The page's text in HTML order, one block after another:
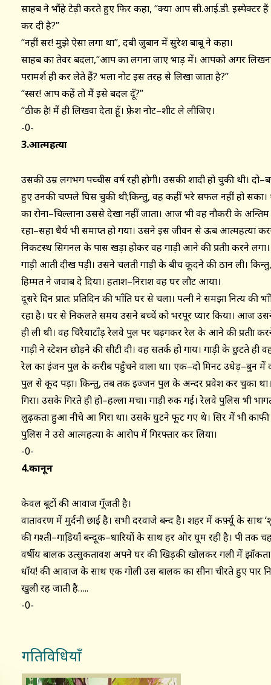
साहब ने भौंहे टेढ़ी करते हुए फिर कहा, ‘‘क्या आप सी.आई.डी. इस्पेक्टर हैं
कर दी है?’’
‘‘नहीं सर! मुझे ऐसा लगा था’’, दबी जुबान में सुरेश बाबू ने कहा।
साहब का तेवर बदला,‘‘आप का लगना जाए भाड़ में। आपको अगर
परामर्श ही कर लेते हैं? भला नोट इस तरह से लिखा जाता है?’’
‘‘स्सर! आप कहें तो मैं इसे बदल दूँ?’’
‘‘ठीक है! मैं ही लिखवा देता हूँ। फ़्रेश नोट–शीट ले लीजिए।
-0-
3.आत्महत्या
उसकी उम्र लगभग पच्चीस वर्ष रही होगी। उसकी शादी हो चुकी थी।
हुए उनकी चप्पले घिस चुकी थी;किन्तु, वह कहीं भरे सफल नहीं हो सका।
का रोना–चिल्लाना उससे देखा नहीं जाता। आज भी वह नौकरी के
रहा–सहा धैर्य भी समाप्त हो गया। उसने इस जीवन से ऊब आत्महत्या
निकटस्थ सिगनल के पास खड़ा होकर वह गाड़ी आने की प्रतीक्षा करने
गाड़ी आती दीख पड़ी। उसने चलती गाड़ी के बीच कूदने की ठान ली।
हिम्मत ने जवाब दे दिया। हताश–निराश वह घर लौट आया।
दूसरे दिन प्रात: प्रतिदिन की भाँति घर से चला। पत्नी ने समझा नित्य
रहा है। घर से निकलते समय उसने बच्चें को भरपूर प्यार किया। आज
ही ली थी। वह चिरैयाटाँड़ रेलवे पुल पर चढ़गकर रेल के आने की प्रतीक्षा
गाड़ी ने स्टेशन छोड़ने की सीटी दी। वह सतर्क हो गाय। गाड़ी के छुटते ही
रेल का इंजन पुल के करीब पहुँचने वाला था। एक–दो मिनट उधेड़–बुन में
पुल से कूद पड़ा। किन्तु, तब तक इज्जन पुल के अन्दर प्रवेश कर चुका
गिरा। उसके गिरते ही हो–हल्ला मचा। गाड़ी रुक गई। रेलवे पुलिस भी
लुढ़कता हुआ नीचे आ गिरा था। उसके घुटने फूट गए थे। सिर में भी
पुलिस ने उसे आत्महत्या के आरोप में गिरफ्तार कर लिया।
-0-
4.कानून
केवल बूटों की आवाज गूँजती है।
वातावरण में मुर्दनी छाई है। सभी दरवाजे बन्द है। शहर में कर्फ़्यू के साथ
की गश्ती–गाडि़याँ बन्दूक–धारियों के साथ हर ओर घूम रही है। पक्षी
वर्षीय बालक उत्सुकतावश अपने घर की खिड़की खोलकर गली में
धाँय! की आवाज के साथ एक गोली उस बालक का सीना चीरते हुए
खुली रह जाती है…..
-0-
गतिविधियाँ